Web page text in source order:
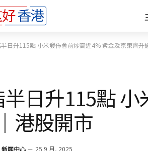
日升115點 小米發佈會前炒高近4% 紫金及京東齊升
日升115點
港股開市
新闻中心 25 9 月, 2025